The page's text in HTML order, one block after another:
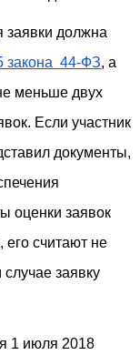
заявки должна
закона  44-ФЗ, а
меньше двух
Если участник
документы,
оценки заявок
его считают не
заявку
1 июля 2018